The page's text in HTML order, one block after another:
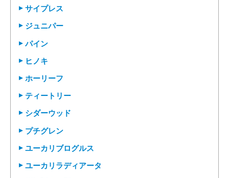
サイプレス
ジュニパー
パイン
ヒノキ
ホーリーフ
ティートリー
シダーウッド
プチグレン
ユーカリブログルス
ユーカリラディアータ